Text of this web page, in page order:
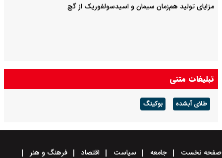
مزایای تولید هم‌زمان سیمان و اسیدسولفوریک از گچ
تبلیغات متنی
طلای آبشده بوکینگ
صفحه نخست جامعه سیاست اقتصاد فرهنگ و هنر